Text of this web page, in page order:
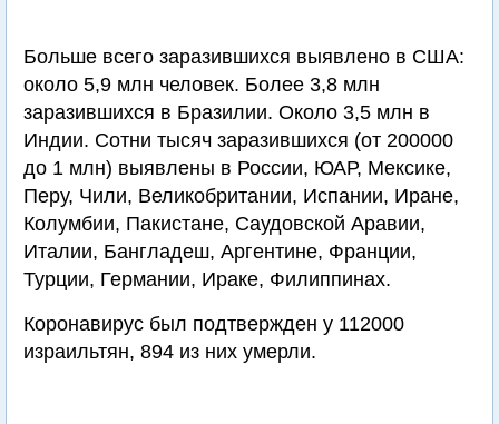
Больше всего заразившихся выявлено в США:
около 5,9 млн человек. Более 3,8 млн
заразившихся в Бразилии. Около 3,5 млн в
Индии. Сотни тысяч заразившихся (от 200000
до 1 млн) выявлены в России, ЮАР, Мексике,
Перу, Чили, Великобритании, Испании, Иране,
Колумбии, Пакистане, Саудовской Аравии,
Италии, Бангладеш, Аргентине, Франции,
Турции, Германии, Ираке, Филиппинах.
Коронавирус был подтвержден у 112000
израильтян, 894 из них умерли.